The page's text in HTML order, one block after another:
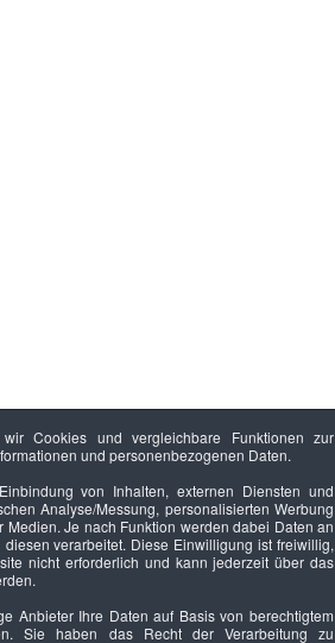
Cookies und vergleichbare Funktionen zur
und personenbezogenen Daten.
von Inhalten, externen Diensten und
Analyse/Messung, personalisierten Werbung
Je nach Funktion werden dabei Daten an
verarbeitet. Diese Einwilligung ist freiwillig,
nicht erforderlich und kann jederzeit über das
Anbieter Ihre Daten auf Basis von berechtigtem
Sie haben das Recht der Verarbeitung zu